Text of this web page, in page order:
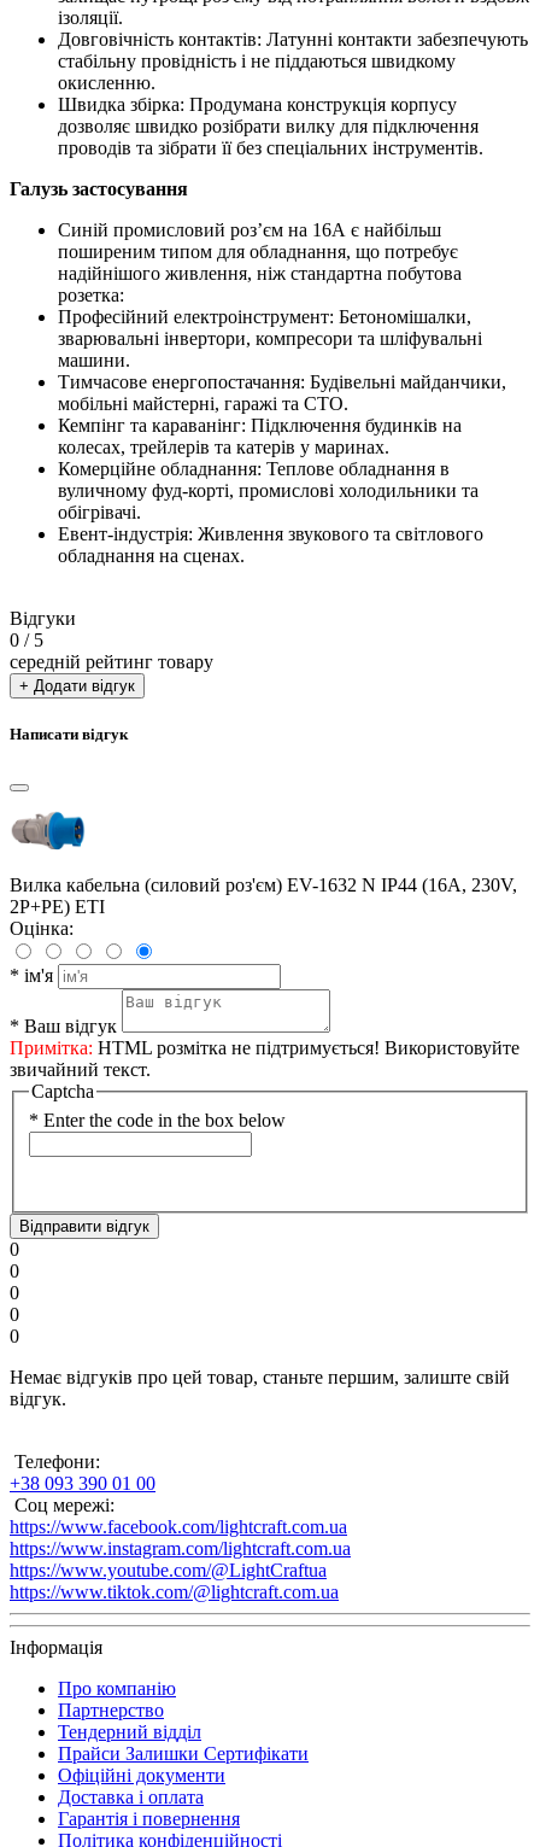
ізоляції.
Довговічність контактів: Латунні контакти забезпечують
стабільну провідність і не піддаються швидкому
окисленню.
Швидка збірка: Продумана конструкція корпусу
дозволяє швидко розібрати вилку для підключення
проводів та зібрати її без спеціальних інструментів.
Галузь застосування
Синій промисловий роз’єм на 16А є найбільш
поширеним типом для обладнання, що потребує
надійнішого живлення, ніж стандартна побутова
розетка:
Професійний електроінструмент: Бетономішалки,
зварювальні інвертори, компресори та шліфувальні
машини.
Тимчасове енергопостачання: Будівельні майданчики,
мобільні майстерні, гаражі та СТО.
Кемпінг та караванінг: Підключення будинків на
колесах, трейлерів та катерів у маринах.
Комерційне обладнання: Теплове обладнання в
вуличному фуд-корті, промислові холодильники та
обігрівачі.
Евент-індустрія: Живлення звукового та світлового
обладнання на сценах.
Відгуки
0 / 5
середній рейтинг товару
+ Додати відгук
Написати відгук
Вилка кабельна (силовий роз'єм) EV-1632 N IP44 (16A, 230V,
2P+PE) ETI
Оцінка:
* ім'я
* Ваш відгук
Примітка: HTML розмітка не підтримується! Використовуйте
звичайний текст.
Captcha
* Enter the code in the box below
Відправити відгук
0
0
0
0
0
Немає відгуків про цей товар, станьте першим, залиште свій
відгук.
Телефони:
+38 093 390 01 00
Соц мережі:
https://www.facebook.com/lightcraft.com.ua
https://www.instagram.com/lightcraft.com.ua
https://www.youtube.com/@LightCraftua
https://www.tiktok.com/@lightcraft.com.ua
Інформація
Про компанію
Партнерство
Тендерний відділ
Прайси Залишки Сертифікати
Офіційні документи
Доставка і оплата
Гарантія і повернення
Політика конфіденційності